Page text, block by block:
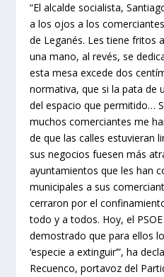
“El alcalde socialista,
a los ojos a los
de Leganés. Les tiene fritos
una mano, al revés, se
esta mesa excede dos
normativa, que si la pata de
del espacio que permitido…
muchos comerciantes me
de que las calles estuvieran
sus negocios fuesen más
ayuntamientos que les han
municipales a sus
cerraron por el
todo y a todos. Hoy, el
demostrado que para ellos
‘especie a extinguir’”, ha
Recuenco, portavoz del